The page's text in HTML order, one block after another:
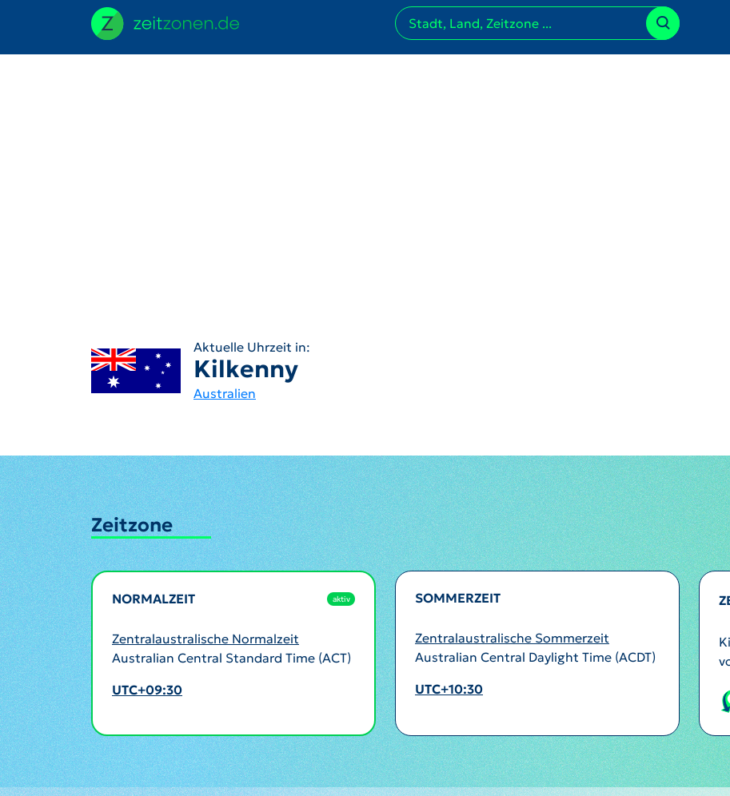
Aktuelle Uhrzeit in:
Kilkenny
Australien
Zeitzone
NORMALZEIT aktiv
Zentralaustralische Normalzeit
Australian Central Standard Time (ACT)
UTC+09:30
SOMMERZEIT
Zentralaustralische Sommerzeit
Australian Central Daylight Time (ACDT)
UTC+10:30